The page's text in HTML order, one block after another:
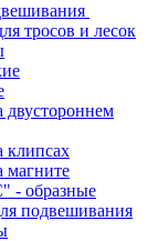
тросов и лесок
двустороннем
клипсах
магните
- образные
подвешивания